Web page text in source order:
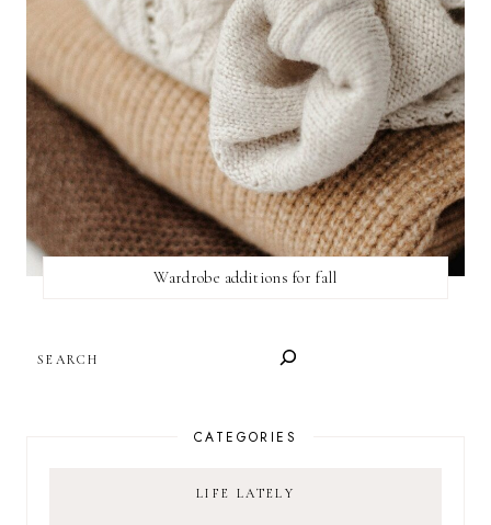
Wardrobe additions for fall
CATEGORIES
LIFE LATELY